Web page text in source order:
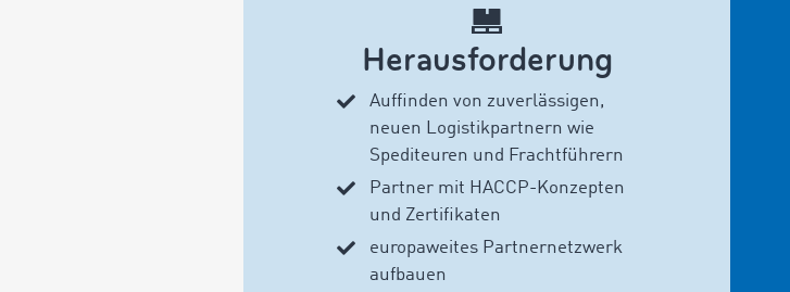
Herausforderung
Auffinden von zuverlässigen,
neuen Logistikpartnern wie
Spediteuren und Frachtführern
Partner mit HACCP-Konzepten
und Zertifikaten
europaweites Partnernetzwerk
aufbauen